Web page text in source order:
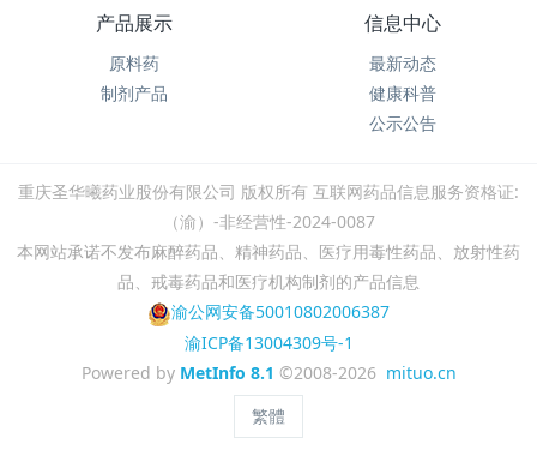
产品展示
原料药
制剂产品
信息中心
最新动态
健康科普
公示公告
重庆圣华曦药业股份有限公司 版权所有 ​互联网药品信息服务资格证:
（渝）-非经营性-2024-0087
本网站承诺不发布麻醉药品、精神药品、医疗用毒性药品、放射性药
品、戒毒药品和医疗机构制剂的产品信息
渝公网安备50010802006387
渝ICP备13004309号-1
Powered by MetInfo 8.1 ©2008-2026 mituo.cn
繁體